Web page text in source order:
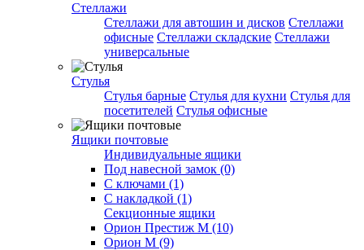
Стеллажи
Стеллажи для автошин и дисков Стеллажи
офисные Стеллажи складские Стеллажи
универсальные
Стулья
Стулья барные Стулья для кухни Стулья для
посетителей Стулья офисные
Ящики почтовые
Индивидуальные ящики
Под навесной замок (0)
С ключами (1)
С накладкой (1)
Секционные ящики
Орион Престиж М (10)
Орион М (9)